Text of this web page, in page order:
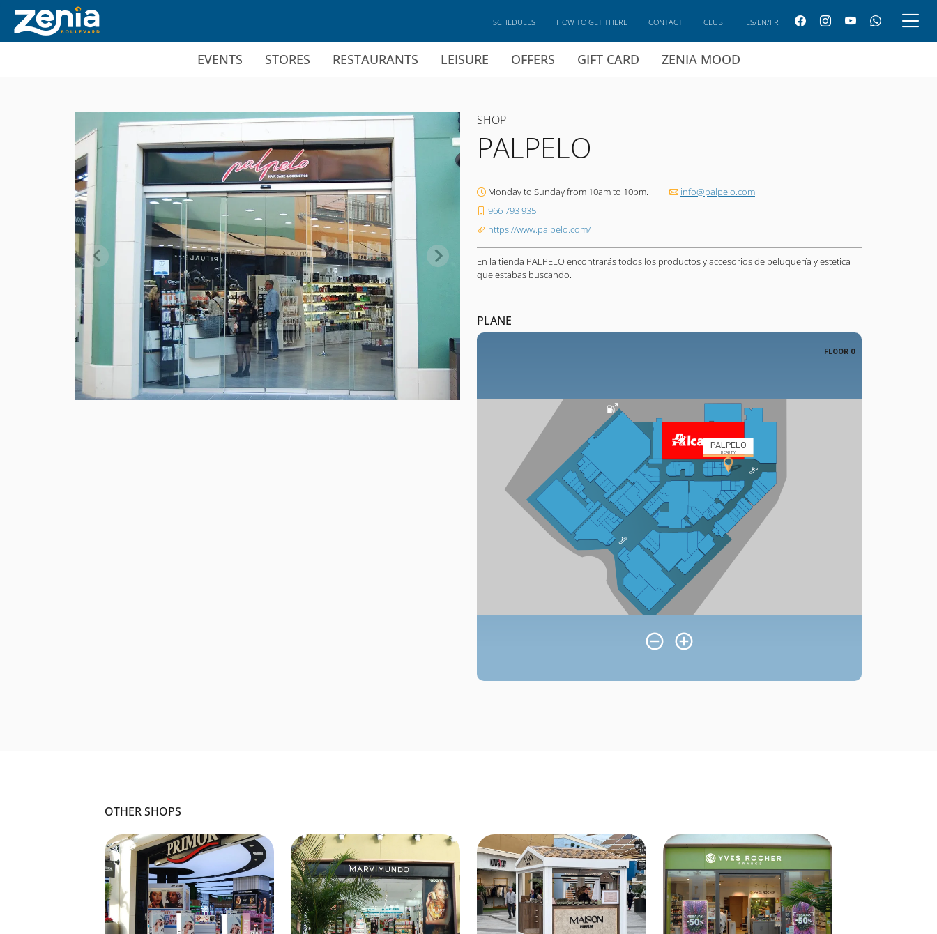
Ir al contenido principal
EVENTS STORES RESTAURANTS LEISURE OFFERS GIFT CARD ZENIA MOOD
SCHEDULES HOW TO GET THERE CONTACT CLUB ES/EN/FR
SHOP
PALPELO
Monday to Sunday from 10am to 10pm.
info@palpelo.com
966 793 935
https://www.palpelo.com/
En la tienda PALPELO encontrarás todos los productos y accesorios de peluquería y estetica
que estabas buscando.
PLANE
OTHER SHOPS